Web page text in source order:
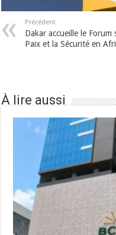
Précédent
Dakar accueille le Forum
Paix et la Sécurité en
À lire aussi